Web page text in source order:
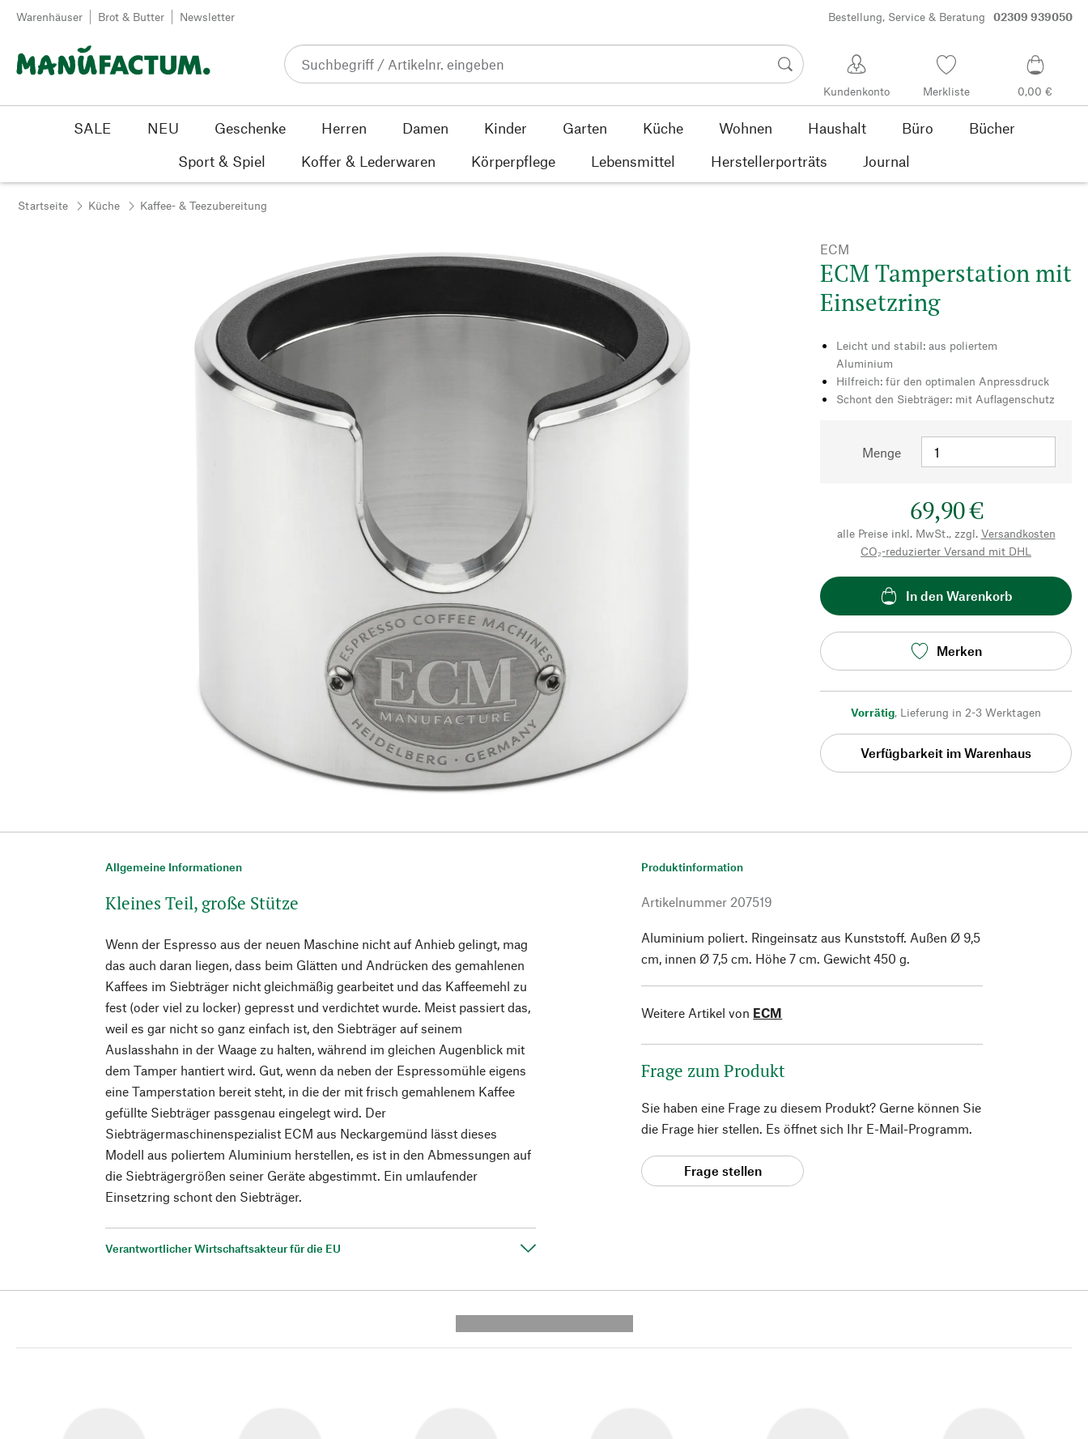
Zum Inhalt springen
Warenhäuser Brot & Butter Newsletter Bestellung, Service & Beratung 02309 939050
Kundenkonto Merkliste 0,00 €
SALE NEU Geschenke Herren Damen Kinder Garten Küche Wohnen Haushalt Büro
Bücher
Sport & Spiel
Koffer & Lederwaren Körperpflege Lebensmittel Herstellerporträts Journal
Startseite Küche Kaffee- & Teezubereitung
ECM
ECM Tamperstation mit
Einsetzring
Leicht und stabil: aus poliertem
Aluminium
Hilfreich: für den optimalen Anpressdruck
Schont den Siebträger: mit Auflagenschutz
Menge
69,90 €
alle Preise inkl. MwSt., zzgl. Versandkosten
CO₂-reduzierter Versand mit DHL
In den Warenkorb
Merken
Vorrätig, Lieferung in 2-3 Werktagen
Verfügbarkeit im Warenhaus
Allgemeine Informationen
Kleines Teil, große Stütze
Wenn der Espresso aus der neuen Maschine nicht auf Anhieb gelingt, mag
das auch daran liegen, dass beim Glätten und Andrücken des gemahlenen
Kaffees im Siebträger nicht gleichmäßig gearbeitet und das Kaffeemehl zu
fest (oder viel zu locker) gepresst und verdichtet wurde. Meist passiert das,
weil es gar nicht so ganz einfach ist, den Siebträger auf seinem
Auslasshahn in der Waage zu halten, während im gleichen Augenblick mit
dem Tamper hantiert wird. Gut, wenn da neben der Espressomühle eigens
eine Tamperstation bereit steht, in die der mit frisch gemahlenem Kaffee
gefüllte Siebträger passgenau eingelegt wird. Der
Siebträgermaschinenspezialist ECM aus Neckargemünd lässt dieses
Modell aus poliertem Aluminium herstellen, es ist in den Abmessungen auf
die Siebträgergrößen seiner Geräte abgestimmt. Ein umlaufender
Einsetzring schont den Siebträger.
Verantwortlicher Wirtschaftsakteur für die EU
Produktinformation
Artikelnummer 207519
Aluminium poliert. Ringeinsatz aus Kunststoff. Außen Ø 9,5
cm, innen Ø 7,5 cm. Höhe 7 cm. Gewicht 450 g.
Weitere Artikel von ECM
Frage zum Produkt
Sie haben eine Frage zu diesem Produkt? Gerne können Sie
die Frage hier stellen. Es öffnet sich Ihr E-Mail-Programm.
Frage stellen